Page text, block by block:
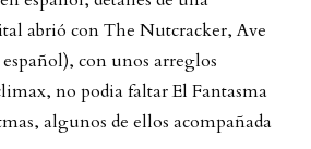
abrió con The Nutcracker, Ave
con unos arreglos
no podia faltar El Fantasma
algunos de ellos acompañada